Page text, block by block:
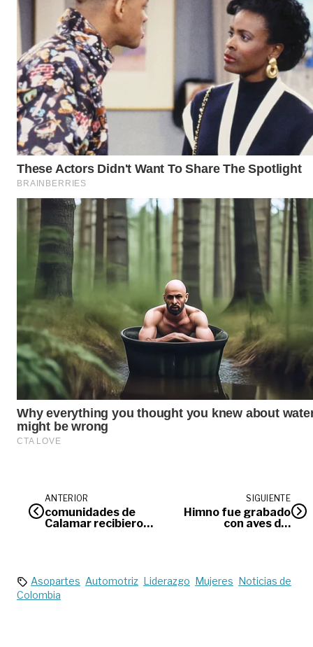
ANTERIOR
comunidades de
Calamar recibieron
SIGUIENTE
Himno fue grabado
con aves del
Asopartes Automotriz Liderazgo Mujeres Noticias de
Colombia